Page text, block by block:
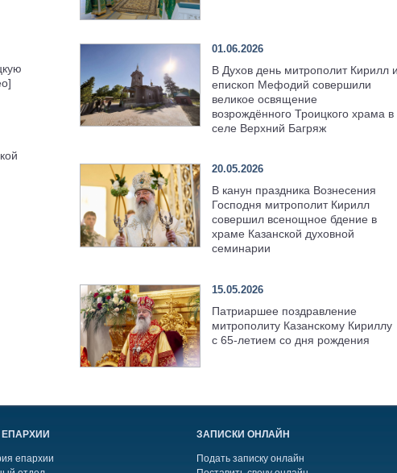
01.06.2026
В Духов день митрополит Кирилл и
епископ Мефодий совершили
великое освящение
возрождённого Троицкого храма в
селе Верхний Багряж
20.05.2026
В канун праздника Вознесения
Господня митрополит Кирилл
совершил всенощное бдение в
храме Казанской духовной
семинарии
15.05.2026
Патриаршее поздравление
митрополиту Казанскому Кириллу
с 65-летием со дня рождения
епархии
ЗАПИСКИ ОНЛАЙН
Подать записку онлайн